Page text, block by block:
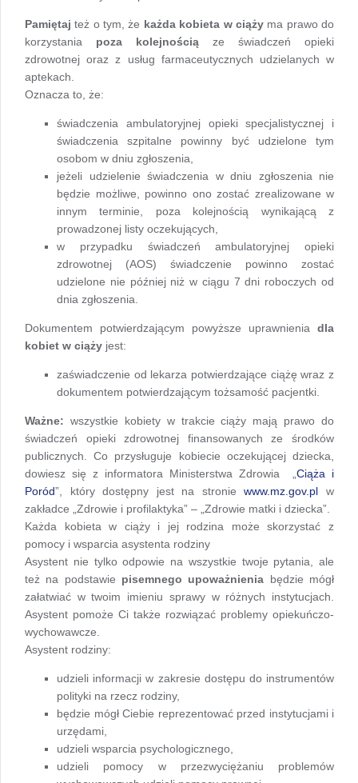
Pamiętaj też o tym, że każda kobieta w ciążyma prawo do
korzystania poza kolejnością ze świadczeń opieki
zdrowotnej oraz z usług farmaceutycznych udzielanych w
aptekach.
Oznacza to, że:
świadczenia ambulatoryjnej opieki specjalistycznej i
świadczenia szpitalne powinny być udzielone tym
osobom w dniu zgłoszenia,
jeżeli udzielenie świadczenia w dniu zgłoszenia nie
będzie możliwe, powinno ono zostać zrealizowane w
innym terminie, poza kolejnością wynikającą z
prowadzonej listy oczekujących,
w przypadku świadczeń ambulatoryjnej opieki
zdrowotnej (AOS) świadczenie powinno zostać
udzielone nie później niż w ciągu 7 dni roboczych od
dnia zgłoszenia.
Dokumentem potwierdzającym powyższe uprawnienia dla
kobiet w ciąży jest:
zaświadczenie od lekarza potwierdzające ciążę wraz z
dokumentem potwierdzającym tożsamość pacjentki.
Ważne: wszystkie kobiety w trakcie ciąży mają prawo do
świadczeń opieki zdrowotnej finansowanych ze środków
publicznych. Co przysługuje kobiecie oczekującej dziecka,
dowiesz się z informatora Ministerstwa Zdrowia „ Ciąża i
Poród”, który dostępny jest na stroniewww.mz.gov.pl w
zakładce „Zdrowie i profilaktyka” – „Zdrowie matki i dziecka”.
Każda kobieta w ciąży i jej rodzina może skorzystać z
pomocy i wsparcia asystenta rodziny
Asystent nie tylko odpowie na wszystkie twoje pytania, ale
też na podstawie pisemnego upoważnienia będzie mógł
załatwiać w twoim imieniu sprawy w różnych instytucjach.
Asystent pomoże Ci także rozwiązać problemy opiekuńczo-
wychowawcze.
Asystent rodziny:
udzieli informacji w zakresie dostępu do instrumentów
polityki na rzecz rodziny,
będzie mógł Ciebie reprezentować przed instytucjami i
urzędami,
udzieli wsparcia psychologicznego,
udzieli pomocy w przezwyciężaniu problemów